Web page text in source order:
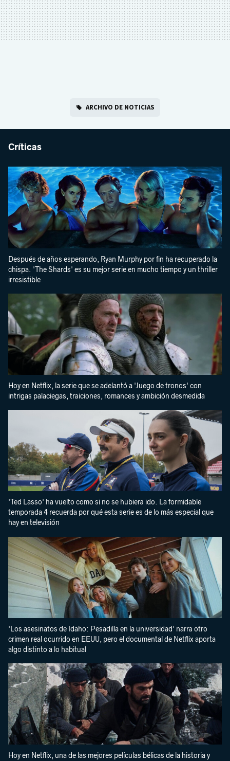
ARCHIVO DE NOTICIAS
Críticas
Después de años esperando, Ryan Murphy por fin ha recuperado la
chispa. 'The Shards' es su mejor serie en mucho tiempo y un thriller
irresistible
Hoy en Netflix, la serie que se adelantó a 'Juego de tronos' con
intrigas palaciegas, traiciones, romances y ambición desmedida
'Ted Lasso' ha vuelto como si no se hubiera ido. La formidable
temporada 4 recuerda por qué esta serie es de lo más especial que
hay en televisión
'Los asesinatos de Idaho: Pesadilla en la universidad' narra otro
crimen real ocurrido en EEUU, pero el documental de Netflix aporta
algo distinto a lo habitual
Hoy en Netflix, una de las mejores películas bélicas de la historia y